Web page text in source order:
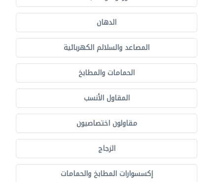
الدهان
المصاعد والسلالم الكهربائية
الحمامات والمطابخ
المقاول الأنسب
مقاولون اختصاصيون
الزجاج
إكسسوارات المطابخ والحمامات